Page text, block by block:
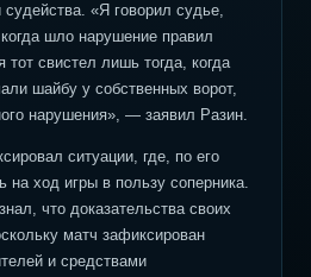
судейства. «Я говорил судье,
шло нарушение правил
свистел лишь тогда, когда
шайбу у собственных ворот,
нарушения», — заявил Разин.
ситуации, где, по его
на ход игры в пользу соперника.
что доказательства своих
матч зафиксирован
и средствами